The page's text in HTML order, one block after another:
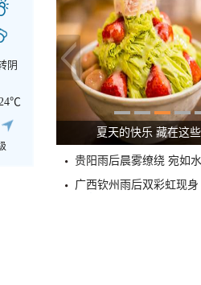
阴
夏天的快乐 藏在这
贵阳雨后晨雾缭绕 宛如
广西钦州雨后双彩虹现身